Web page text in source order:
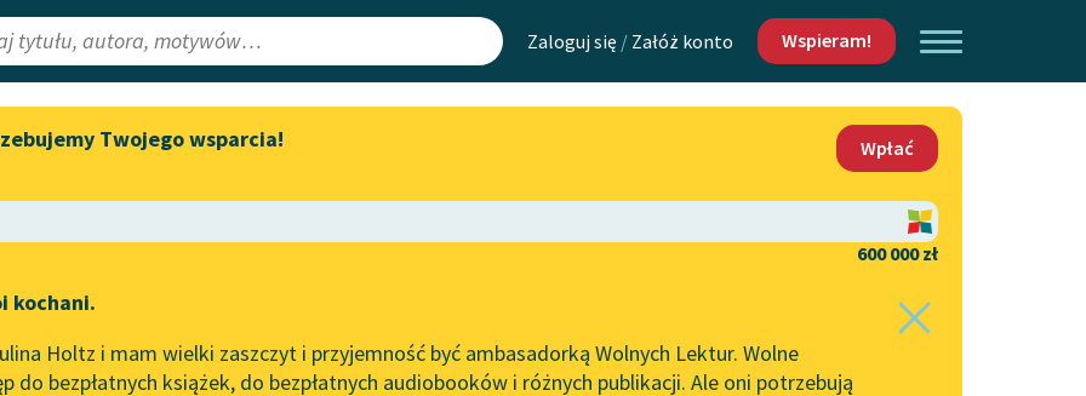
Zaloguj się / Załóż konto Wspieram!
Lektury
Aktualności
„Prokurator Alicja Horn” do
literatury skandynawskiej
Mapa Wolnych Lektur
Leśmianator
Kontakt
O projekcie
Zasady wykorzystania
Twojego wsparcia!
Wpłać
600 000 zł
kochani.
Holtz i mam wielki zaszczyt i przyjemność być ambasadorką Wolnych Lektur. Wolne
do bezpłatnych książek, do bezpłatnych audiobooków i różnych publikacji. Ale oni potrzebują